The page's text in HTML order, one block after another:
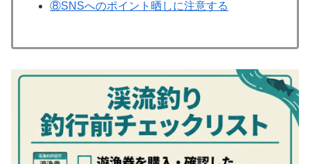
⑧SNSへのポイント晒しに注意する